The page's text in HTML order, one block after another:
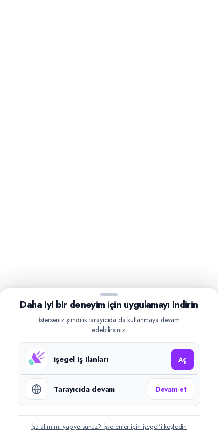
Daha iyi bir deneyim için uygulamayı indirin
İsterseniz şimdilik tarayıcıda da kullanmaya devam
edebilirsiniz.
işegel iş ilanları Aç
Tarayıcıda devam Devam et
İşe alım mı yapıyorsunuz? İşverenler için işegel'i keşfedin